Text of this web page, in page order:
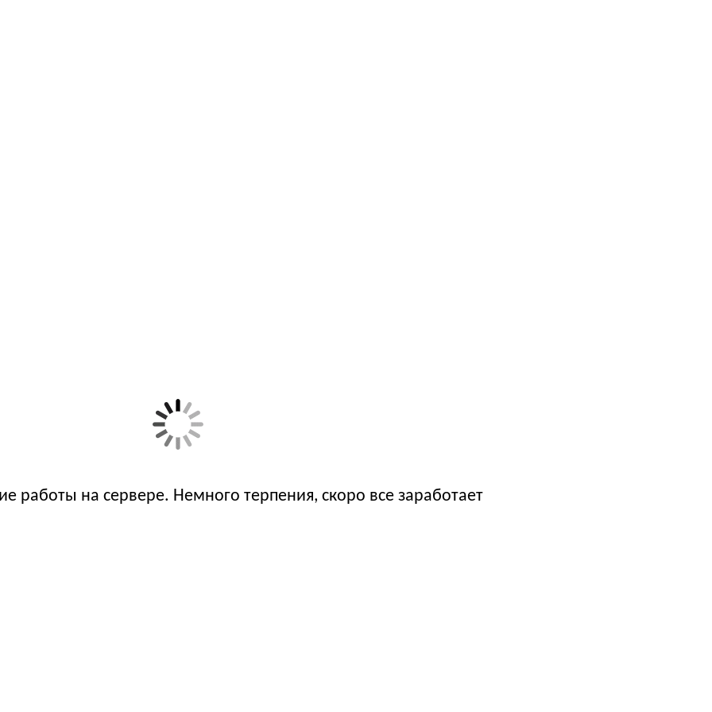
работы на сервере. Немного терпения, скоро все заработает